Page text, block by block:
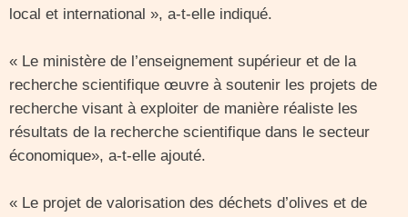
local et international », a-t-elle indiqué.
« Le ministère de l’enseignement supérieur et de la
recherche scientifique œuvre à soutenir les projets de
recherche visant à exploiter de manière réaliste les
résultats de la recherche scientifique dans le secteur
économique», a-t-elle ajouté.
« Le projet de valorisation des déchets d’olives et de